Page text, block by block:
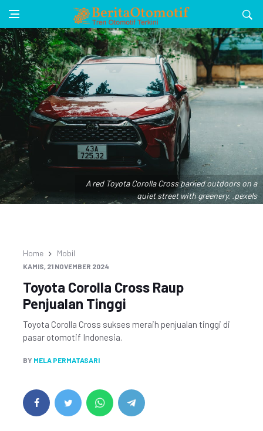
A red Toyota Corolla Cross parked outdoors on a
quiet street with greenery. .pexels
Home Mobil
KAMIS, 21 NOVEMBER 2024
Toyota Corolla Cross Raup
Penjualan Tinggi
Toyota Corolla Cross sukses meraih penjualan tinggi di
pasar otomotif Indonesia.
BY MELA PERMATASARI